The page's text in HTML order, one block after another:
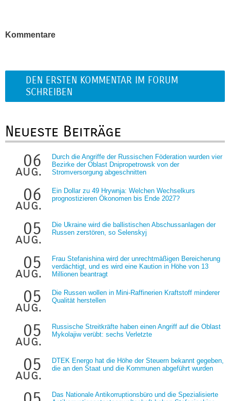
Kommentare
DEN ERSTEN KOMMENTAR IM FORUM
SCHREIBEN
Neueste Beiträge
06
aug.
Durch die Angriffe der Russischen Föderation wurden vier
Bezirke der Oblast Dnipropetrowsk von der
Stromversorgung abgeschnitten
06
aug.
Ein Dollar zu 49 Hrywnja: Welchen Wechselkurs
prognostizieren Ökonomen bis Ende 2027?
05
aug.
Die Ukraine wird die ballistischen Abschussanlagen der
Russen zerstören, so Selenskyj
05
aug.
Frau Stefanishina wird der unrechtmäßigen Bereicherung
verdächtigt, und es wird eine Kaution in Höhe von 13
Millionen beantragt
05
aug.
Die Russen wollen in Mini-Raffinerien Kraftstoff minderer
Qualität herstellen
05
aug.
Russische Streitkräfte haben einen Angriff auf die Oblast
Mykolajiw verübt: sechs Verletzte
05
aug.
DTEK Energo hat die Höhe der Steuern bekannt gegeben,
die an den Staat und die Kommunen abgeführt wurden
Das Nationale Antikorruptionsbüro und die Spezialisierte